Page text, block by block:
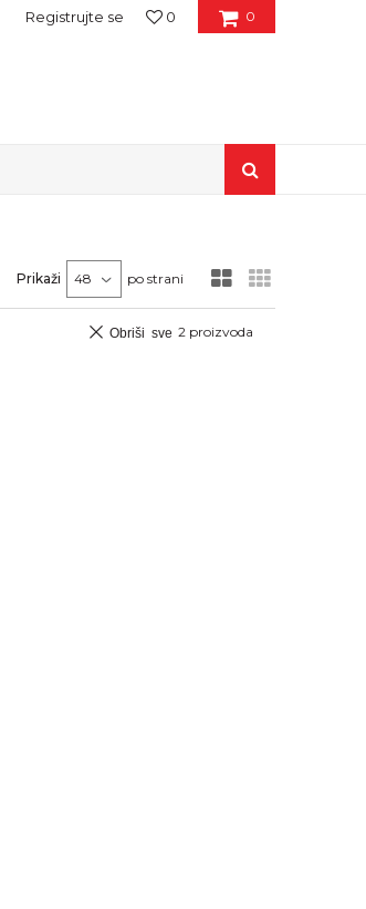
0
0
Registrujte se
Prikaži po strani
2 proizvoda
Obriši sve